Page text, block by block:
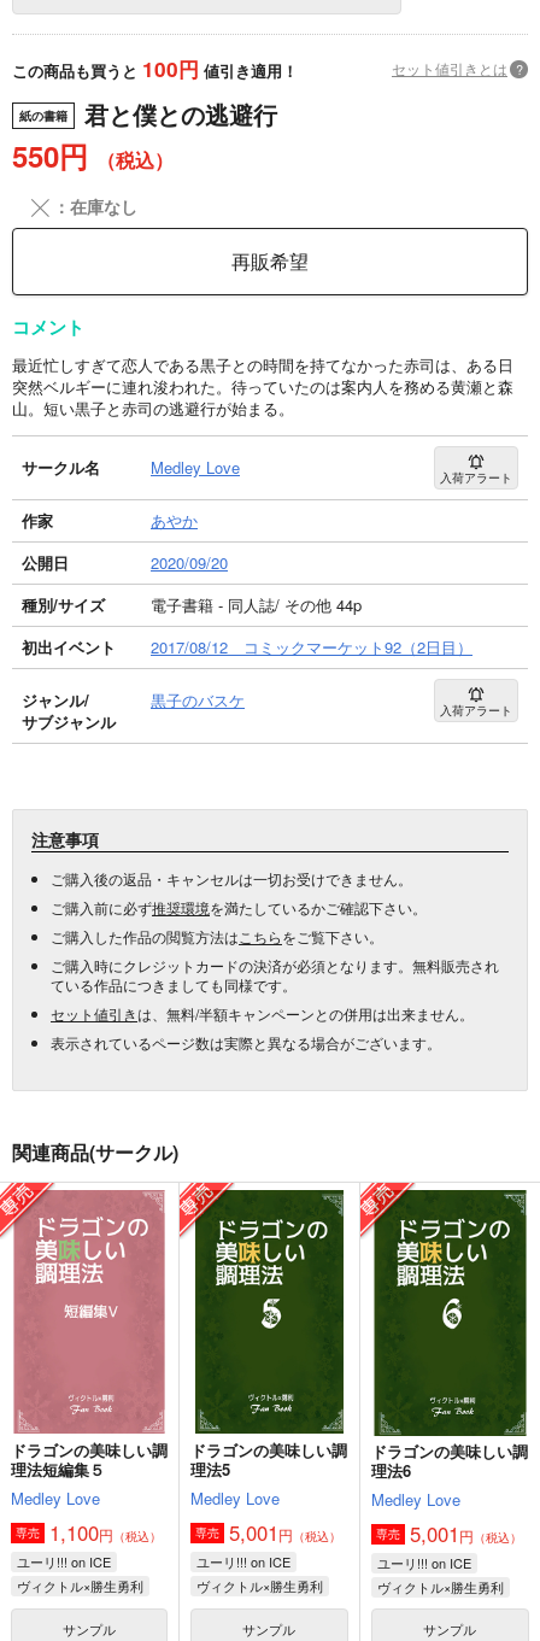
この商品も買うと 100円 値引き適用！ セット値引きとは ?
紙の書籍 君と僕との逃避行
550円 （税込）
╳ ：在庫なし
再販希望
コメント
最近忙しすぎて恋人である黒子との時間を持てなかった赤司は、ある日
突然ベルギーに連れ浚われた。待っていたのは案内人を務める黄瀬と森
山。短い黒子と赤司の逃避行が始まる。
サークル名 Medley Love 入荷アラート
作家
あやか
公開日
2020/09/20
種別/サイズ
電子書籍 - 同人誌/ その他 44p
初出イベント
2017/08/12 コミックマーケット92（2日目）
ジャンル/
サブジャンル
黒子のバスケ 入荷アラート
注意事項
ご購入後の返品・キャンセルは一切お受けできません。
ご購入前に必ず推奨環境を満たしているかご確認下さい。
ご購入した作品の閲覧方法は こちらをご覧下さい。
ご購入時にクレジットカードの決済が必須となります。無料販売され
ている作品につきましても同様です。
セット値引きは、無料/半額キャンペーンとの併用は出来ません。
表示されているページ数は実際と異なる場合がございます。
関連商品(サークル)
ドラゴンの美味しい調
理法短編集５
Medley Love
専売 1,100円 （税込）
ユーリ!!! on ICE
ヴィクトル×勝生勇利
サンプル
ドラゴンの美味しい調
理法5
Medley Love
専売 5,001 円 （税込）
ユーリ!!! on ICE
ヴィクトル×勝生勇利
サンプル
ドラゴンの美味しい調
理法6
Medley Love
専売 5,001 円 （税込）
ユーリ!!! on ICE
ヴィクトル×勝生勇利
サンプル